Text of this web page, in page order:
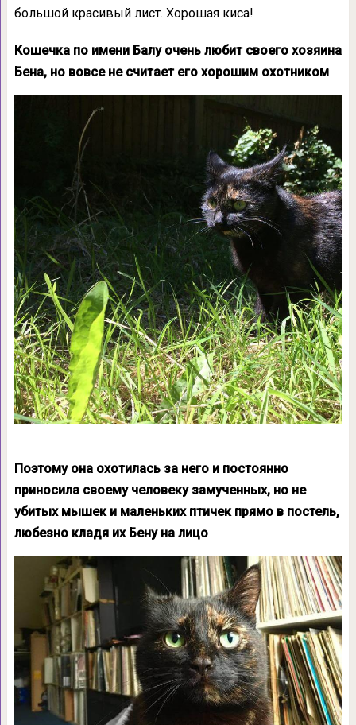
большой красивый лист. Хорошая киса!
Кошечка по имени Балу очень любит своего хозяина
Бена, но вовсе не считает его хорошим охотником
Поэтому она охотилась за него и постоянно
приносила своему человеку замученных, но не
убитых мышек и маленьких птичек прямо в постель,
любезно кладя их Бену на лицо